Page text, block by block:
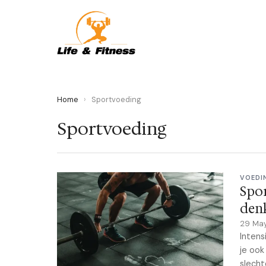
Home › Sportvoeding
Sportvoeding
29
je